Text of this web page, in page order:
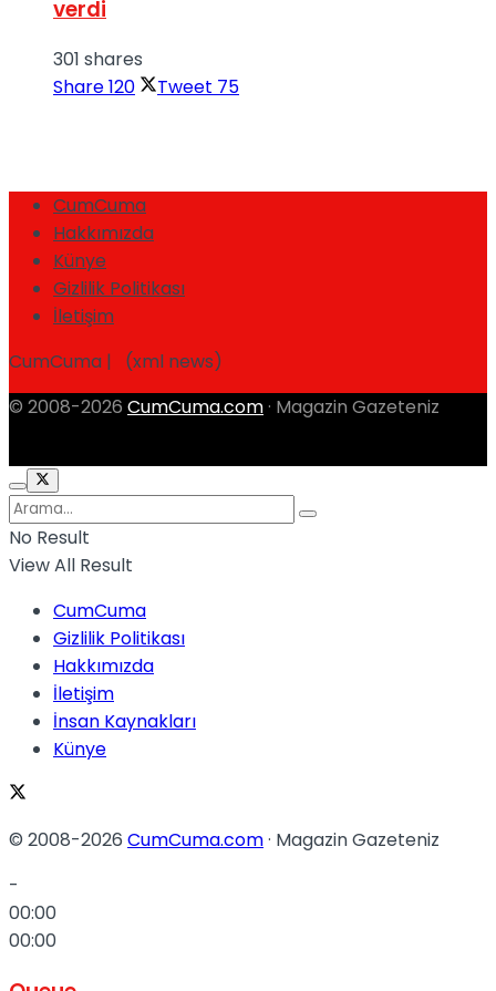
verdi
301 shares
Share120 Tweet 75
CumCuma
Hakkımızda
Künye
Gizlilik Politikası
İletişim
CumCuma | (xml news)
© 2008-2026 CumCuma.com · Magazin Gazeteniz
No Result
View All Result
CumCuma
Gizlilik Politikası
Hakkımızda
İletişim
İnsan Kaynakları
Künye
© 2008-2026 CumCuma.com· Magazin Gazeteniz
-
00:00
00:00